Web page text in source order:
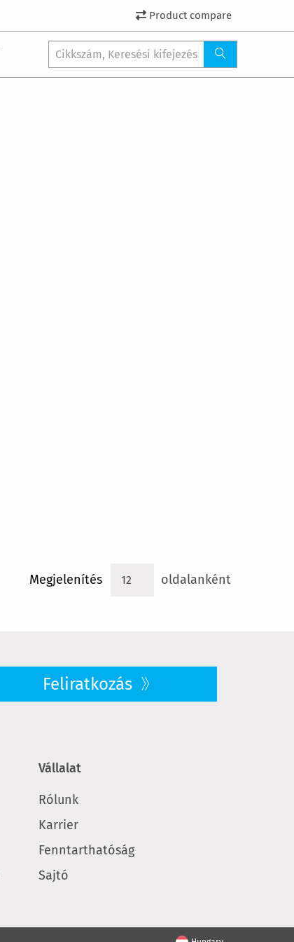
Product compare
Megjelenítés oldalanként
Feliratkozás
Vállalat
Rólunk
Karrier
Fenntarthatóság
Sajtó